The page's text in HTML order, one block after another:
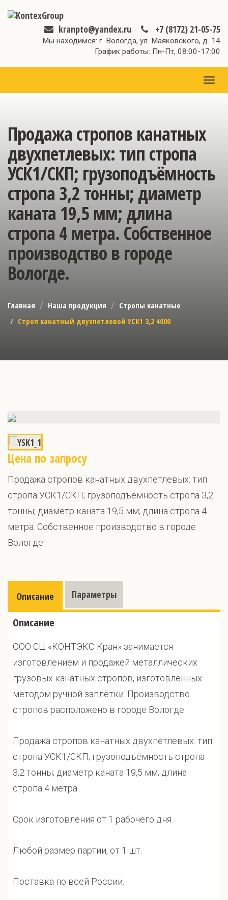
kranpto@yandex.ru +7 (8172) 21-05-75
Мы находимся: г. Вологда, ул. Маяковского, д. 14
График работы: Пн-Пт, 08:00-17:00
Продажа стропов канатных
двухпетлевых: тип стропа
УСК1/СКП; грузоподъёмность
стропа 3,2 тонны; диаметр
каната 19,5 мм; длина
стропа 4 метра. Собственное
производство в городе
Вологде.
Главная Наша продукция
Стропы канатные
Строп канатный двухпетлевой УСК1 3,2 4000
Цена по запросу
Продажа стропов канатных двухпетлевых: тип
стропа УСК1/СКП; грузоподъёмность стропа 3,2
тонны; диаметр каната 19,5 мм; длина стропа 4
метра. Собственное производство в городе
Вологде.
Описание Параметры
Описание
ООО СЦ «КОНТЭКС-Кран» занимается
изготовлением и продажей металлических
грузовых канатных стропов, изготовленных
методом ручной заплётки. Производство
стропов расположено в городе Вологде.
Продажа стропов канатных двухпетлевых: тип
стропа УСК1/СКП; грузоподъёмность стропа
3,2 тонны; диаметр каната 19,5 мм; длина
стропа 4 метра.
Срок изготовления от 1 рабочего дня.
Любой размер партии, от 1 шт.
Поставка по всей России.